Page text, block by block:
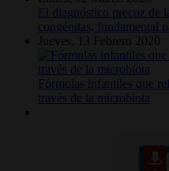
El diagnóstico precoz de
congénitas, fundamental
Jueves, 13 Febrero 2020
Fórmulas infantiles que
través de la microbiota